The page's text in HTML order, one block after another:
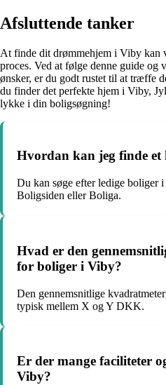
Afsluttende tanker
At finde dit drømmehjem i Viby kan
proces. Ved at følge denne guide
ønsker, er du godt rustet til at træffe
du finder det perfekte hjem i Viby,
lykke i din boligsøgning!
Hvordan kan jeg finde et
Du kan søge efter ledige boliger
Boligsiden eller Boliga.
Hvad er den
for boliger i Viby?
Den gennemsnitlige
typisk mellem X og Y DKK.
Er der mange faciliteter
Viby?